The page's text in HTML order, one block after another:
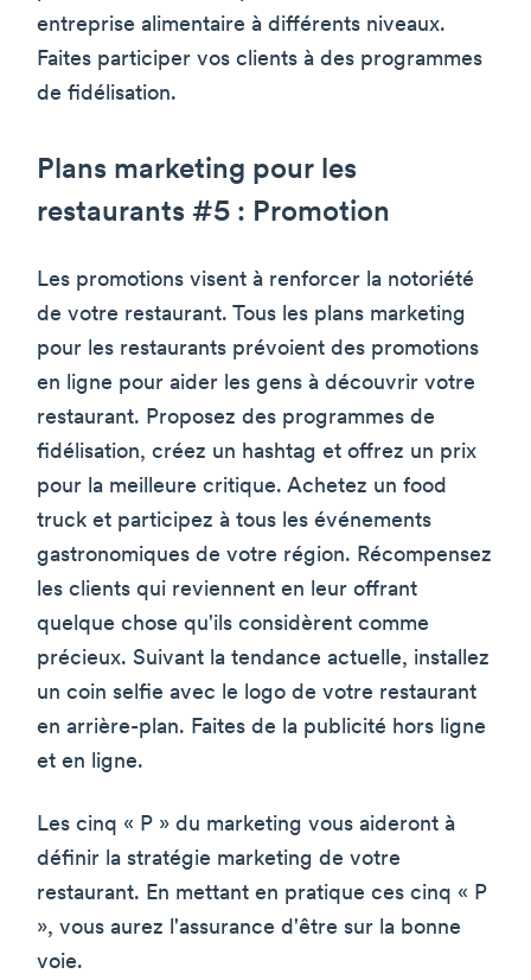
entreprise alimentaire à différents niveaux.
Faites participer vos clients à des programmes
de fidélisation.
Plans marketing pour les
restaurants #5 : Promotion
Les promotions visent à renforcer la notoriété
de votre restaurant. Tous les plans marketing
pour les restaurants prévoient des promotions
en ligne pour aider les gens à découvrir votre
restaurant. Proposez des programmes de
fidélisation, créez un hashtag et offrez un prix
pour la meilleure critique. Achetez un food
truck et participez à tous les événements
gastronomiques de votre région. Récompensez
les clients qui reviennent en leur offrant
quelque chose qu'ils considèrent comme
précieux. Suivant la tendance actuelle, installez
un coin selfie avec le logo de votre restaurant
en arrière-plan. Faites de la publicité hors ligne
et en ligne.
Les cinq « P » du marketing vous aideront à
définir la stratégie marketing de votre
restaurant. En mettant en pratique ces cinq « P
», vous aurez l'assurance d'être sur la bonne
voie.